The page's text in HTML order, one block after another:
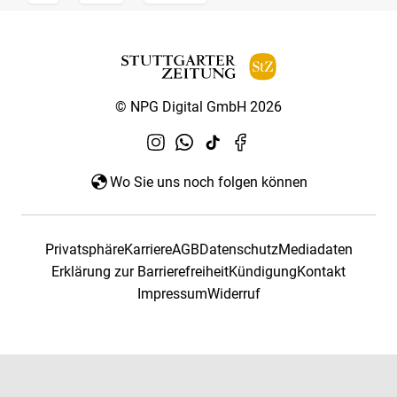
© NPG Digital GmbH 2026
Wo Sie uns noch folgen können
PrivatsphäreKarriereAGBDatenschutzMediadaten
Erklärung zur BarrierefreiheitKündigungKontakt
ImpressumWiderruf